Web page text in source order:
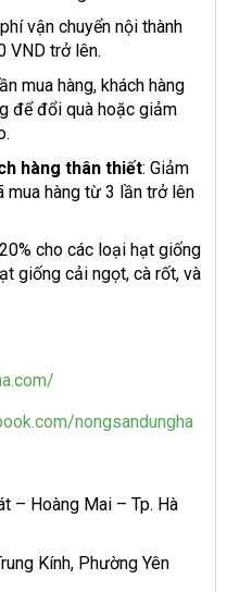
vận chuyển nội thành
VND trở lên.
mua hàng, khách hàng
để đổi quà hoặc giảm
hàng thân thiết: Giảm
mua hàng từ 3 lần trở lên
cho các loại hạt giống
giống cải ngọt, cà rốt, và
nongsandungha
– Hoàng Mai – Tp. Hà
Kính, Phường Yên